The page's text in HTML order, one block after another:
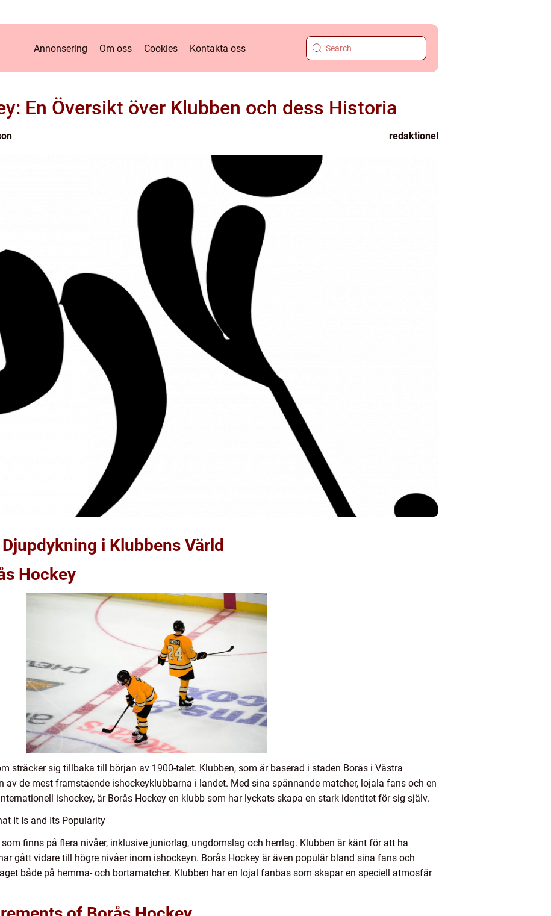
Annonsering Om oss Cookies Kontakta oss
En Översikt över Klubben och dess Historia
redaktionel
i Klubbens Värld
Hockey
sträcker sig tillbaka till början av 1900-talet. Klubben, som är baserad i staden Borås i Västra
av de mest framstående ishockeyklubbarna i landet. Med sina spännande matcher, lojala fans och en
ishockey, är Borås Hockey en klubb som har lyckats skapa en stark identitet för sig själv.
It Is and Its Popularity
finns på flera nivåer, inklusive juniorlag, ungdomslag och herrlag. Klubben är känt för att ha
gått vidare till högre nivåer inom ishockeyn. Borås Hockey är även populär bland sina fans och
både på hemma- och bortamatcher. Klubben har en lojal fanbas som skapar en speciell atmosfär